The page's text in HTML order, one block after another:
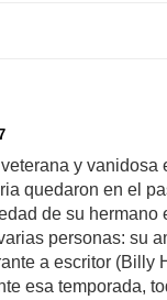
y vanidosa
quedaron en el
de su hermano
personas: su
a escritor (Billy
esa temporada,